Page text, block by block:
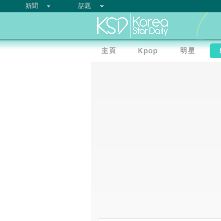
新聞 話題